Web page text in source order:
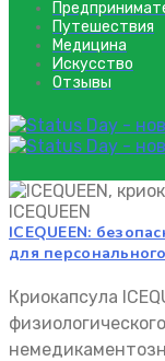
Путешествия
Медицина
Искусство
Отзывы
ICEQUEEN
ICEQUEEN:
для
Криокапсула